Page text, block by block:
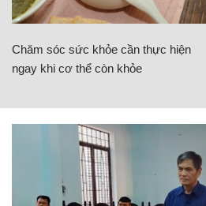
Chăm sóc sức khỏe cần thực hiện
ngay khi cơ thể còn khỏe